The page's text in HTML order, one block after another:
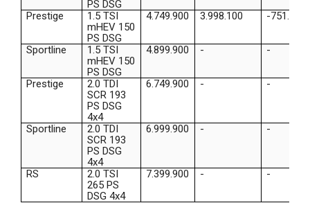
PS DSG
Prestige
1.5 TSI
mHEV 150
PS DSG
4.749.900 3.998.100 -751.800
Sportline
1.5 TSI
mHEV 150
PS DSG
4.899.900 - -
Prestige
2.0 TDI
SCR 193
PS DSG
4x4
6.749.900 - -
Sportline
2.0 TDI
SCR 193
PS DSG
4x4
6.999.900 - -
RS
2.0 TSI
265 PS
DSG 4x4
7.399.900 - -